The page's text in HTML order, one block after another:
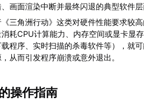
画面渲染中断并最终闪退的典型软件层
《三角洲行动》这类对硬件性能要求较
耗CPU计算能力、内存空间或显卡显
程序、实时扫描的杀毒软件等），就
从而引发程序崩溃或意外退出。
操作指南